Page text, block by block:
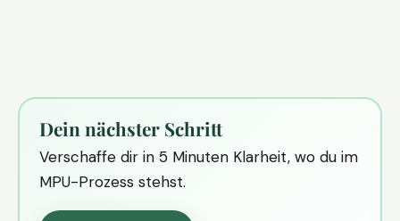
Dein nächster Schritt
Verschaffe dir in 5 Minuten Klarheit, wo du im
MPU-Prozess stehst.